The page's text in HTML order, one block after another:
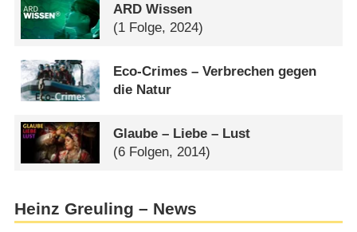
ARD Wissen
(1 Folge, 2024)
Eco-Crimes – Verbrechen gegen
die Natur
Glaube – Liebe – Lust
(6 Folgen, 2014)
Heinz Greuling – News